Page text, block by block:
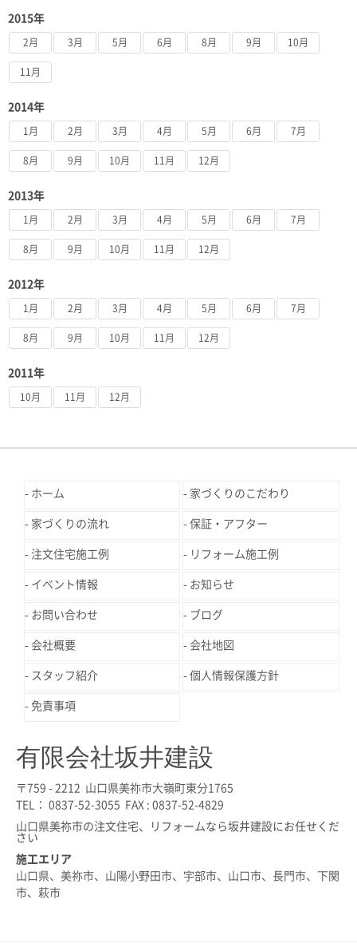
2015年
2月 3月 5月 6月 8月 9月 10月
11月
2014年
1月 2月 3月 4月 5月 6月 7月
8月 9月 10月 11月 12月
2013年
1月 2月 3月 4月 5月 6月 7月
8月 9月 10月 11月 12月
2012年
1月 2月 3月 4月 5月 6月 7月
8月 9月 10月 11月 12月
2011年
10月 11月 12月
ホーム 家づくりのこだわり
家づくりの流れ 保証・アフター
注文住宅施工例 リフォーム施工例
イベント情報 お知らせ
お問い合わせ ブログ
会社概要 会社地図
スタッフ紹介 個人情報保護方針
免責事項
有限会社坂井建設
〒759 - 2212 山口県美祢市大嶺町東分1765
TEL： 0837-52-3055 FAX : 0837-52-4829
山口県美祢市の注文住宅、リフォームなら坂井建設にお任せくだ
さい
施工エリア
山口県、美祢市、山陽小野田市、宇部市、山口市、長門市、下関
市、萩市